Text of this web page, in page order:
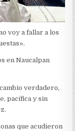
voy a fallar a los
en Naucalpan
verdadero,
pacífica y sin
que acudieron